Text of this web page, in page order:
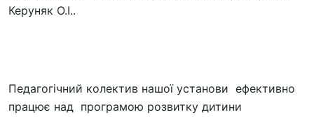
Керуняк О.І..
Педагогічний колектив нашої установи ефективно
працює над програмою розвитку дитини